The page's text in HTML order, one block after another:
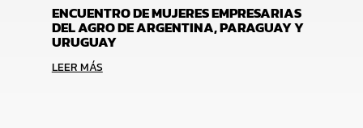
ENCUENTRO DE MUJERES EMPRESARIAS
DEL AGRO DE ARGENTINA, PARAGUAY Y
URUGUAY
LEER MÁS